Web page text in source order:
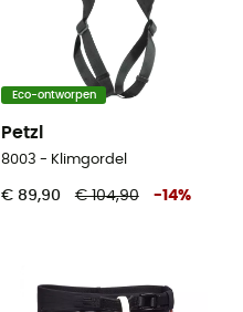
Eco-ontworpen
Petzl
8003 - Klimgordel
€ 89,90 € 104,90 -14%